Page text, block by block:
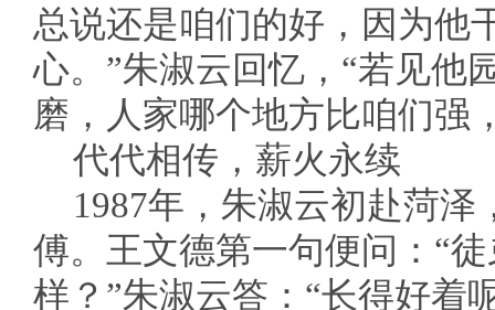
总说还是咱们的好，因为他
心。”朱淑云回忆，“若见他
磨，人家哪个地方比咱们强
代代相传，薪火永续
1987年，朱淑云初赴菏
傅。王文德第一句便问：“
样？”朱淑云答：“长得好着